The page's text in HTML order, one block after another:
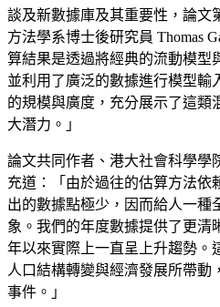
談及新數據庫及其重要性，論文
方法學系博士後研究員 Thomas
算結果是透過將經典的流動模型
並利用了廣泛的數據進行模型輸
的規模與廣度，充分展示了這類
大潛力。」
論文共同作者、港大社會科學學
充道：「由於過往的估算方法依
出的數據點極少，因而給人一種
象。我們的年度數據提供了更清
年以來實際上一直呈上升趨勢。
人口結構轉變與經濟發展所帶動
事件。」